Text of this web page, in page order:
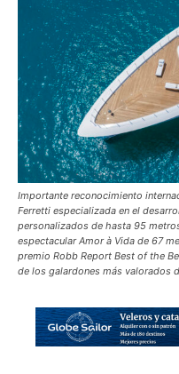
Importante reconocimiento
Ferretti especializada en el
personalizados de hasta 95
espectacular Amor à Vida de 67
premio Robb Report Best of the
de los galardones más valorados